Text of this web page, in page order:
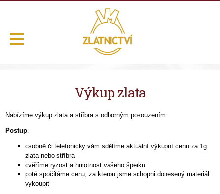
Výkup zlata
Nabízíme výkup zlata a stříbra s odborným posouzením.
Postup:
osobně či telefonicky vám sdělíme aktuální výkupní cenu za 1g
zlata nebo stříbra
ověříme ryzost a hmotnost vašeho šperku
poté spočítáme cenu, za kterou jsme schopni donesený materiál
vykoupit
Domů
Naše služby
O nás
Kontakt